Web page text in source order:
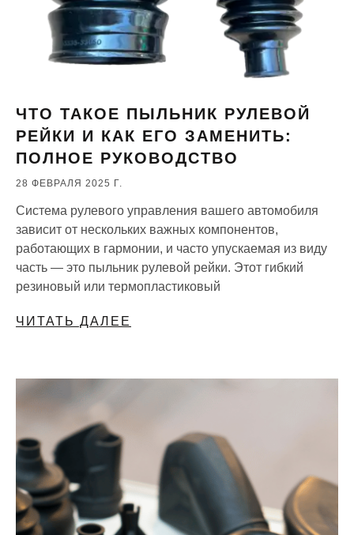
ЧТО ТАКОЕ ПЫЛЬНИК РУЛЕВОЙ
РЕЙКИ И КАК ЕГО ЗАМЕНИТЬ:
ПОЛНОЕ РУКОВОДСТВО
28 ФЕВРАЛЯ 2025 Г.
Система рулевого управления вашего автомобиля
зависит от нескольких важных компонентов,
работающих в гармонии, и часто упускаемая из виду
часть — это пыльник рулевой рейки. Этот гибкий
резиновый или термопластиковый
ЧИТАТЬ ДАЛЕЕ